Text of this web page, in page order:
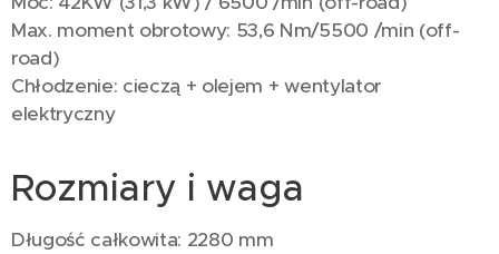
Max. moment obrotowy: 53,6 Nm/5500 /min (off-
road)
Chłodzenie: cieczą + olejem + wentylator
elektryczny
Rozmiary i waga
Długość całkowita: 2280 mm